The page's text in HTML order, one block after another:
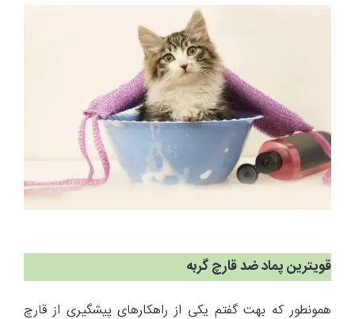
قویترین پماد ضد قارچ گربه
همونطور که بهت گفتم یکی از راهکارهای پیشگیری از قارچ